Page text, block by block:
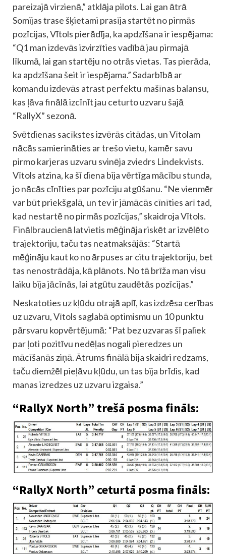
pareizajā virzienā,” atklāja pilots. Lai gan ātrā
Somijas trase šķietami prasīja startēt no pirmās
pozīcijas, Vītols pierādīja, ka apdzīšana ir iespējama:
“Q1 man izdevās izvirzīties vadībā jau pirmajā
līkumā, lai gan startēju no otrās vietas. Tas pierāda,
ka apdzīšana šeit ir iespējama.” Sadarbībā ar
komandu izdevās atrast perfektu mašīnas balansu,
kas ļāva finālā izcīnīt jau ceturto uzvaru šajā
“RallyX” sezonā.
Svētdienas sacīkstes izvērās citādas, un Vītolam
nācās samierināties ar trešo vietu, kamēr savu
pirmo karjeras uzvaru svinēja zviedrs Lindekvists.
Vītols atzina, ka šī diena bija vērtīga mācību stunda,
jo nācās cīnīties par pozīciju atgūšanu. “Ne vienmēr
var būt priekšgalā, un tev ir jāmācās cīnīties arī tad,
kad nestartē no pirmās pozīcijas,” skaidroja Vītols.
Finālbraucienā latvietis mēģināja riskēt ar izvēlēto
trajektoriju, taču tas neatmaksājās: “Startā
mēģināju kaut ko no ārpuses ar citu trajektoriju, bet
tas nenostrādāja, kā plānots. No tā brīža man visu
laiku bija jācīnās, lai atgūtu zaudētās pozīcijas.”
Neskatoties uz kļūdu otrajā aplī, kas izdzēsa cerības
uz uzvaru, Vītols saglabā optimismu un 10 punktu
pārsvaru kopvērtējumā: “Pat bez uzvaras šī paliek
par ļoti pozitīvu nedēļas nogali pieredzes un
mācīšanās ziņā. Ātrums finālā bija skaidri redzams,
taču diemžēl pieļāvu kļūdu, un tas bija brīdis, kad
manas izredzes uz uzvaru izgaisa.”
“RallyX North” trešā posma fināls:
“RallyX North” ceturtā posma fināls: